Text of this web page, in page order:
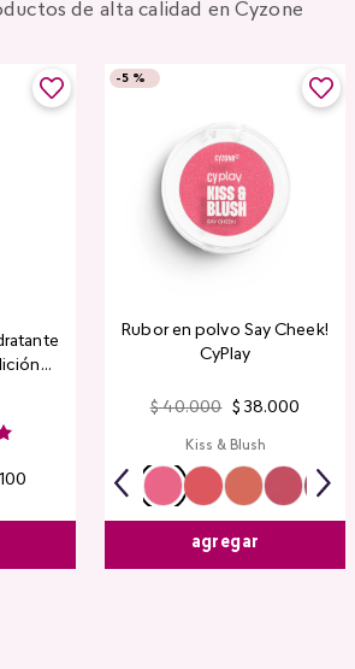
de alta calidad en Cyzone
100
-5 %
Rubor en polvo Say Cheek!
CyPlay
$ 40.000 $ 38.000
Kiss & Blush
agregar